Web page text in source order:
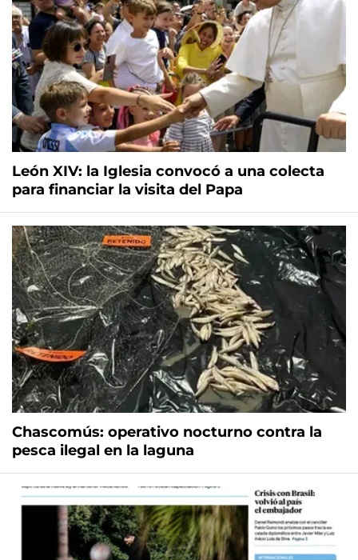
León XIV: la Iglesia convocó a una colecta
para financiar la visita del Papa
Chascomús: operativo nocturno contra la
pesca ilegal en la laguna